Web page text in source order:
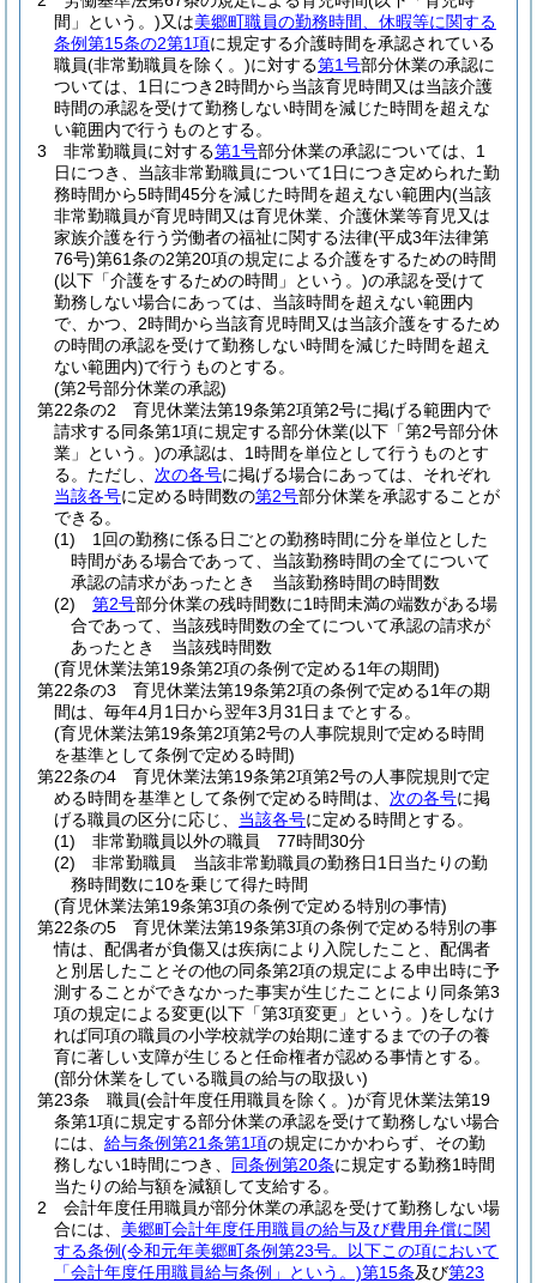
間」という。)又は美郷町職員の勤務時間、休暇等に関する
条例第15条の2第1項に規定する介護時間を承認されている
職員(非常勤職員を除く。)に対する第1号部分休業の承認に
ついては、1日につき2時間から当該育児時間又は当該介護
時間の承認を受けて勤務しない時間を減じた時間を超えな
い範囲内で行うものとする。
3
非常勤職員に対する第1号部分休業の承認については、1
日につき、当該非常勤職員について1日につき定められた勤
務時間から5時間45分を減じた時間を超えない範囲内(当該
非常勤職員が育児時間又は育児休業、介護休業等育児又は
家族介護を行う労働者の福祉に関する法律(平成3年法律第
76号)第61条の2第20項の規定による介護をするための時間
(以下「介護をするための時間」という。)の承認を受けて
勤務しない場合にあっては、当該時間を超えない範囲内
で、かつ、2時間から当該育児時間又は当該介護をするため
の時間の承認を受けて勤務しない時間を減じた時間を超え
ない範囲内)で行うものとする。
(第2号部分休業の承認)
第22条の2
育児休業法第19条第2項第2号に掲げる範囲内で
請求する同条第1項に規定する部分休業(以下「第2号部分休
業」という。)の承認は、1時間を単位として行うものとす
る。 ただし、 次の各号に掲げる場合にあっては、それぞれ
当該各号に定める時間数の第2号部分休業を承認することが
できる。
(1)
1回の勤務に係る日ごとの勤務時間に分を単位とした
時間がある場合であって、当該勤務時間の全てについて
承認の請求があったとき 当該勤務時間の時間数
(2)
第2号部分休業の残時間数に1時間未満の端数がある場
合であって、当該残時間数の全てについて承認の請求が
あったとき 当該残時間数
(育児休業法第19条第2項の条例で定める1年の期間)
第22条の3
育児休業法第19条第2項の条例で定める1年の期
間は、毎年4月1日から翌年3月31日までとする。
(育児休業法第19条第2項第2号の人事院規則で定める時間
を基準として条例で定める時間)
第22条の4
育児休業法第19条第2項第2号の人事院規則で定
める時間を基準として条例で定める時間は、 次の各号に掲
げる職員の区分に応じ、 当該各号に定める時間とする。
(1)
非常勤職員以外の職員 77時間30分
(2)
非常勤職員 当該非常勤職員の勤務日1日当たりの勤
務時間数に10を乗じて得た時間
(育児休業法第19条第3項の条例で定める特別の事情)
第22条の5
育児休業法第19条第3項の条例で定める特別の事
情は、配偶者が負傷又は疾病により入院したこと、配偶者
と別居したことその他の同条第2項の規定による申出時に予
測することができなかった事実が生じたことにより同条第3
項の規定による変更(以下「第3項変更」という。)をしなけ
れば同項の職員の小学校就学の始期に達するまでの子の養
育に著しい支障が生じると任命権者が認める事情とする。
(部分休業をしている職員の給与の取扱い)
第23条
職員(会計年度任用職員を除く。)が育児休業法第19
条第1項に規定する部分休業の承認を受けて勤務しない場合
には、 給与条例第21条第1項の規定にかかわらず、その勤
務しない1時間につき、 同条例第20条に規定する勤務1時間
当たりの給与額を減額して支給する。
2
会計年度任用職員が部分休業の承認を受けて勤務しない場
合には、 美郷町会計年度任用職員の給与及び費用弁償に関
する条例(令和元年美郷町条例第23号。以下この項において
「会計年度任用職員給与条例」という。)第15条及び第23